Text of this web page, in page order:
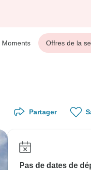
Moments Offres de la
Partager
Pas de dates de